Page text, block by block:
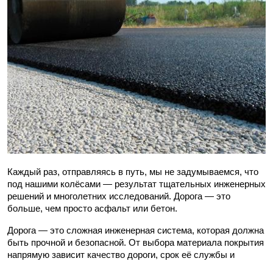
Каждый раз, отправляясь в путь, мы не задумываемся, что
под нашими колёсами — результат тщательных инженерных
решений и многолетних исследований. Дорога — это
больше, чем просто асфальт или бетон.
Дорога — это сложная инженерная система, которая должна
быть прочной и безопасной. От выбора материала покрытия
напрямую зависит качество дороги, срок её службы и